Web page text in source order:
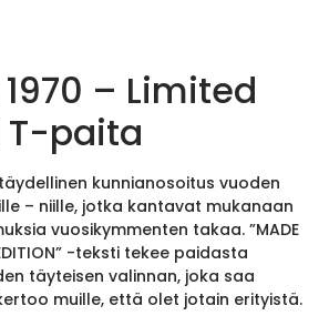
– Limited
T-paita
kunnianosoitus vuoden
– niille, jotka kantavat mukanaan
vuosikymmenten takaa. ”MADE
-teksti tekee paidasta
täyteisen valinnan, joka saa
muille, että olet jotain erityistä.